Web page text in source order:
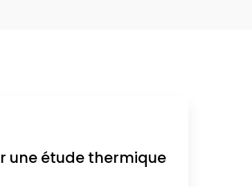
une étude thermique